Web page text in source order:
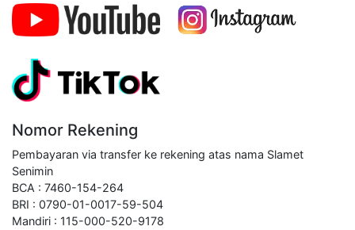
Nomor Rekening
Pembayaran via transfer ke rekening atas nama Slamet
Senimin
BCA : 7460-154-264
BRI : 0790-01-0017-59-504
Mandiri : 115-000-520-9178